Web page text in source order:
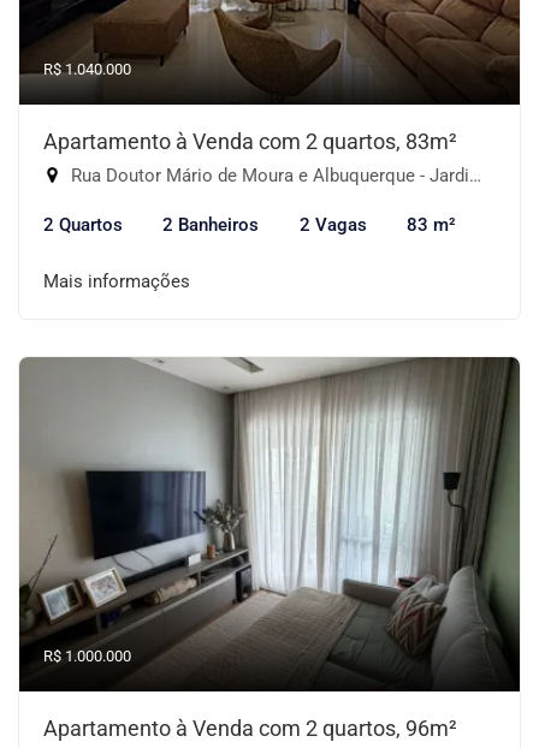
R$ 1.040.000
Apartamento à Venda com 2 quartos, 83m²
Rua Doutor Mário de Moura e Albuquerque - Jardim Monte Kemel, São Paulo-SP
2 Quartos 2 Banheiros 2 Vagas 83 m²
Mais informações
R$ 1.000.000
Apartamento à Venda com 2 quartos, 96m²